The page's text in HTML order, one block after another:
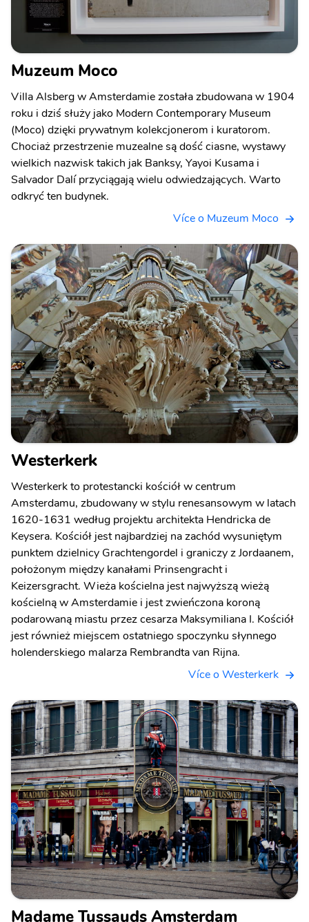
Muzeum Moco
Villa Alsberg w Amsterdamie została zbudowana w 1904
roku i dziś służy jako Modern Contemporary Museum
(Moco) dzięki prywatnym kolekcjonerom i kuratorom.
Chociaż przestrzenie muzealne są dość ciasne, wystawy
wielkich nazwisk takich jak Banksy, Yayoi Kusama i
Salvador Dalí przyciągają wielu odwiedzających. Warto
odkryć ten budynek.
Více o Muzeum Moco
Westerkerk
Westerkerk to protestancki kościół w centrum
Amsterdamu, zbudowany w stylu renesansowym w latach
1620-1631 według projektu architekta Hendricka de
Keysera. Kościół jest najbardziej na zachód wysuniętym
punktem dzielnicy Grachtengordel i graniczy z Jordaanem,
położonym między kanałami Prinsengracht i
Keizersgracht. Wieża kościelna jest najwyższą wieżą
kościelną w Amsterdamie i jest zwieńczona koroną
podarowaną miastu przez cesarza Maksymiliana I. Kościół
jest również miejscem ostatniego spoczynku słynnego
holenderskiego malarza Rembrandta van Rijna.
Více o Westerkerk
Madame Tussauds Amsterdam